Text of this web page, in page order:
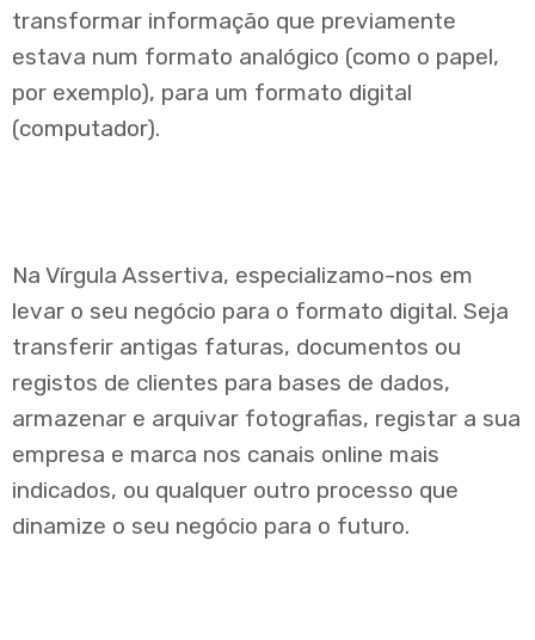
transformar informação que previamente
estava num formato analógico (como o papel,
por exemplo), para um formato digital
(computador).
Na Vírgula Assertiva, especializamo-nos em
levar o seu negócio para o formato digital. Seja
transferir antigas faturas, documentos ou
registos de clientes para bases de dados,
armazenar e arquivar fotografias, registar a sua
empresa e marca nos canais online mais
indicados, ou qualquer outro processo que
dinamize o seu negócio para o futuro.